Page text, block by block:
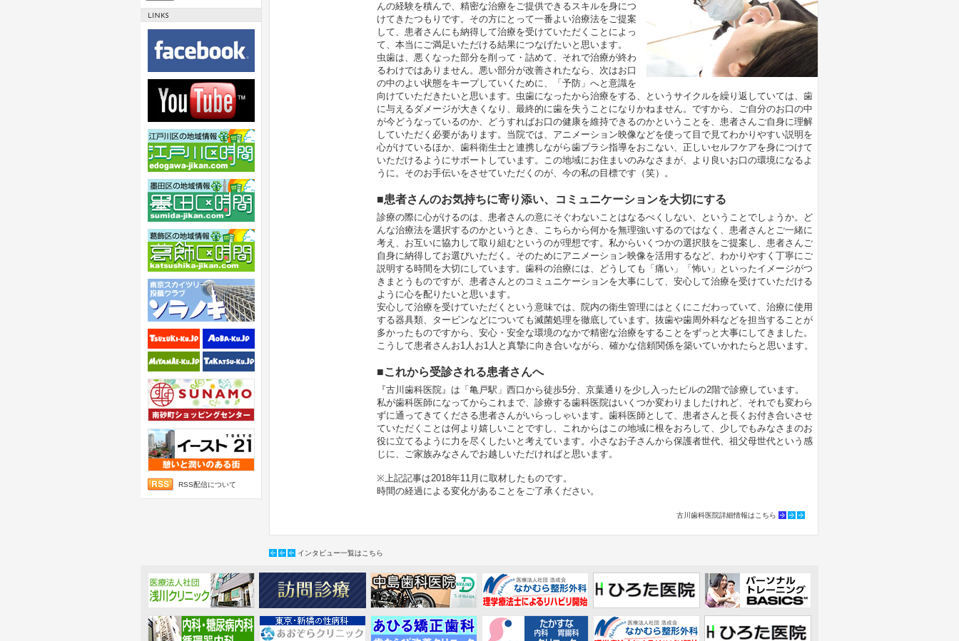
RSS配信について
んの経験を積んで、精密な治療をご提供できるスキルを身につ
けてきたつもりです。その方にとって一番よい治療法をご提案
して、患者さんにも納得して治療を受けていただくことによっ
て、本当にご満足いただける結果につなげたいと思います。
虫歯は、悪くなった部分を削って・詰めて、それで治療が終わ
るわけではありません。悪い部分が改善されたなら、次はお口
の中のよい状態をキープしていくために、「予防」へと意識を
向けていただきたいと思います。虫歯になったから治療をする、というサイクルを繰り返していては、歯
に与えるダメージが大きくなり、最終的に歯を失うことになりかねません。ですから、ご自分のお口の中
が今どうなっているのか、どうすればお口の健康を維持できるのかということを、患者さんご自身に理解
していただく必要があります。当院では、アニメーション映像などを使って目で見てわかりやすい説明を
心がけているほか、歯科衛生士と連携しながら歯ブラシ指導をおこない、正しいセルフケアを身につけて
いただけるようにサポートしています。この地域にお住まいのみなさまが、より良いお口の環境になるよ
うに。そのお手伝いをさせていただくのが、今の私の目標です（笑）。
■患者さんのお気持ちに寄り添い、コミュニケーションを大切にする
診療の際に心がけるのは、患者さんの意にそぐわないことはなるべくしない、ということでしょうか。ど
んな治療法を選択するのかというとき、こちらから何かを無理強いするのではなく、患者さんとご一緒に
考え、お互いに協力して取り組むというのが理想です。私からいくつかの選択肢をご提案し、患者さんご
自身に納得してお選びいただく。そのためにアニメーション映像を活用するなど、わかりやすく丁寧にご
説明する時間を大切にしています。歯科の治療には、どうしても「痛い」「怖い」といったイメージがつ
きまとうものですが、患者さんとのコミュニケーションを大事にして、安心して治療を受けていただける
ように心を配りたいと思います。
安心して治療を受けていただくという意味では、院内の衛生管理にはとくにこだわっていて、治療に使用
する器具類、タービンなどについても滅菌処理を徹底しています。抜歯や歯周外科などを担当することが
多かったものですから、安心・安全な環境のなかで精密な治療をすることをずっと大事にしてきました。
こうして患者さんお1人お1人と真摯に向き合いながら、確かな信頼関係を築いていかれたらと思います。
■これから受診される患者さんへ
『古川歯科医院』は「亀戸駅」西口から徒歩5分、京葉通りを少し入ったビルの2階で診療しています。
私が歯科医師になってからこれまで、診療する歯科医院はいくつか変わりましたけれど、それでも変わら
ずに通ってきてくださる患者さんがいらっしゃいます。歯科医師として、患者さんと長くお付き合いさせ
ていただくことは何より嬉しいことですし、これからはこの地域に根をおろして、少しでもみなさまのお
役に立てるように力を尽くしたいと考えています。小さなお子さんから保護者世代、祖父母世代という感
じに、ご家族みなさんでお越しいただければと思います。
※上記記事は2018年11月に取材したものです。
時間の経過による変化があることをご了承ください。
古川歯科医院詳細情報はこちら
インタビュー一覧はこちら